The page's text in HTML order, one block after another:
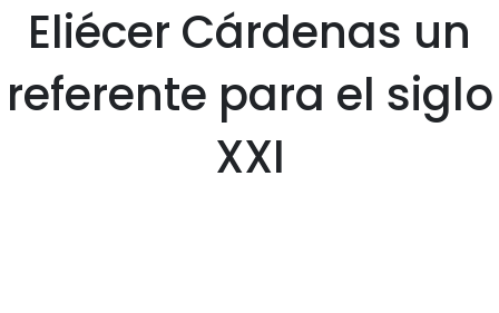
Eliécer Cárdenas un
referente para el siglo
XXI